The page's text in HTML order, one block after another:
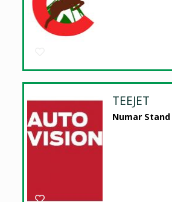
TEEJET
Numar Stand